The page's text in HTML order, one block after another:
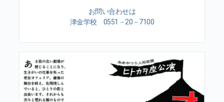
お問い合わせは
津金学校 0551－20－7100